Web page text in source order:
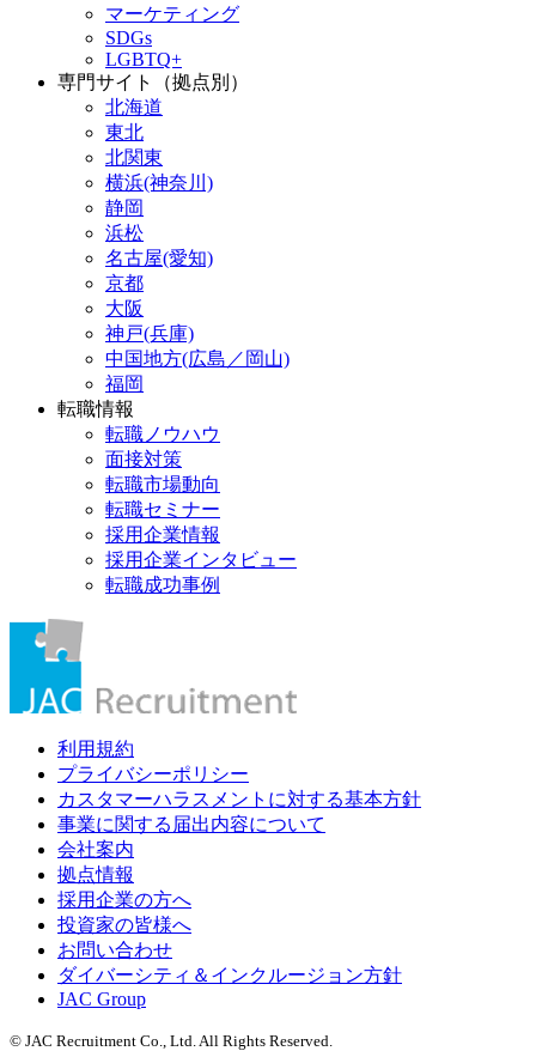
マーケティング
SDGs
LGBTQ+
専門サイト（拠点別）
北海道
東北
北関東
横浜(神奈川)
静岡
浜松
名古屋(愛知)
京都
大阪
神戸(兵庫)
中国地方(広島／岡山)
福岡
転職情報
転職ノウハウ
面接対策
転職市場動向
転職セミナー
採用企業情報
採用企業インタビュー
転職成功事例
利用規約
プライバシーポリシー
カスタマーハラスメントに対する基本方針
事業に関する届出内容について
会社案内
拠点情報
採用企業の方へ
投資家の皆様へ
お問い合わせ
ダイバーシティ＆インクルージョン方針
JAC Group
© JAC Recruitment Co., Ltd. All Rights Reserved.